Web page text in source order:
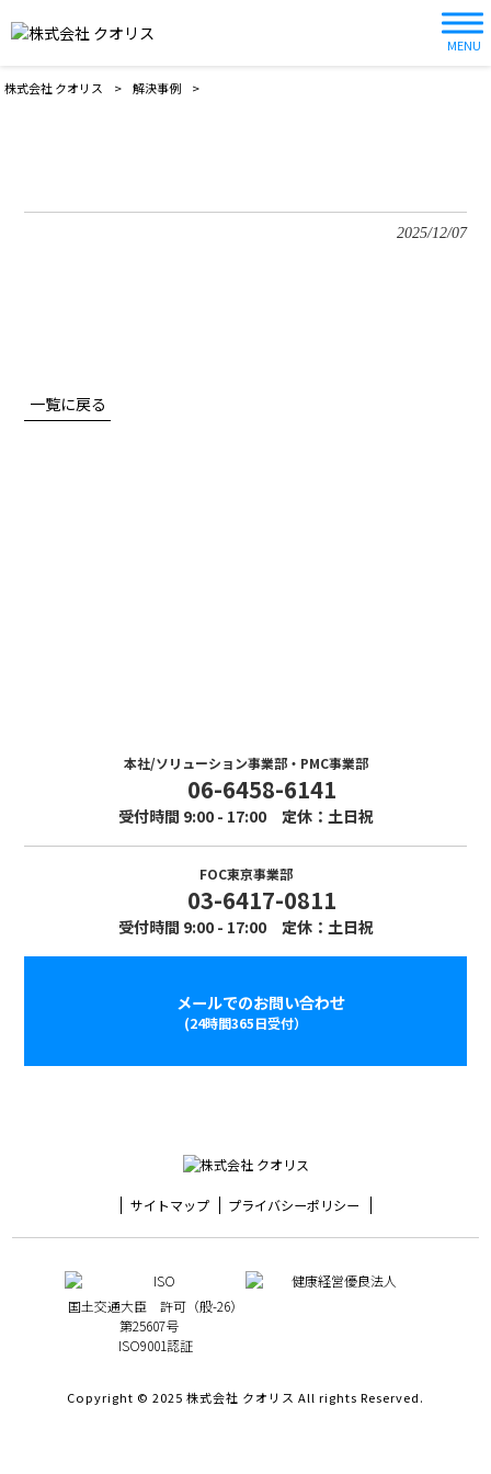
MENU
株式会社 クオリス > 解決事例 >
2025/12/07
一覧に戻る
本社/ソリューション事業部・PMC事業部
06-6458-6141
受付時間 9:00 - 17:00 定休：土日祝
FOC東京事業部
03-6417-0811
受付時間 9:00 - 17:00 定休：土日祝
メールでのお問い合わせ
(24時間365日受付）
サイトマップ プライバシーポリシー
国土交通大臣 許可（般-26）
第25607号
ISO9001認証
Copyright © 2025 株式会社 クオリス All rights Reserved.